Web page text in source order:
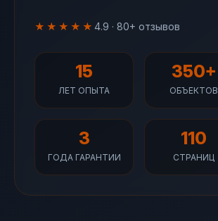
★★★★★ 4.9 · 80+ отзывов
15
ЛЕТ ОПЫТА
350+
ОБЪЕКТОВ
3
ГОДА ГАРАНТИИ
110
СТРАНИЦ